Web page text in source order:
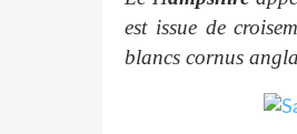
est issue de
blancs cornus